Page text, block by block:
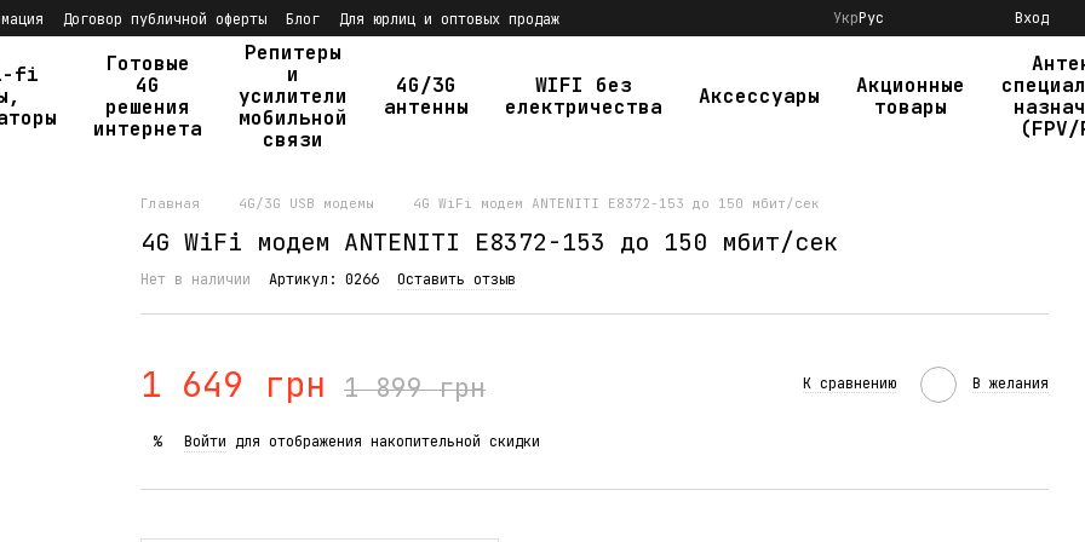
Договор публичной оферты Блог
Для юрлиц и оптовых продаж
УкрРус Вход
fi
Готовые
4G
решения
интернета
Репитеры
и
усилители
мобильной
связи
4G/3G
антенны
WIFI без
електричества
Аксессуары
Акционные
товары
Главная 4G/3G USB модемы 4G WiFi модем ANTENITI E8372-153 до 150 мбит/сек
4G WiFi модем ANTENITI E8372-153 до 150 мбит/сек
Нет в наличии Артикул: 0266 Оставить отзыв
1 649 грн 1 899 грн К сравнению В желания
% Войти для отображения накопительной скидки